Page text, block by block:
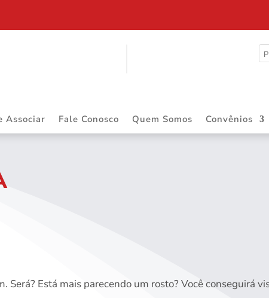
Associar Fale Conosco Quem Somos Convênios
Será? Está mais parecendo um rosto? Você conseguirá